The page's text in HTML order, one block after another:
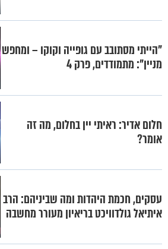
"הייתי מסתובב עם גופייה וקוקו – ומחפש
מניין": מתמודדים, פרק 4
חלום אדיר: ראיתי יין בחלום, מה זה
אומר?
עסקים, חכמת היהדות ומה שביניהם: הרב
איתיאל גולדוויכט בריאיון מעורר מחשבה